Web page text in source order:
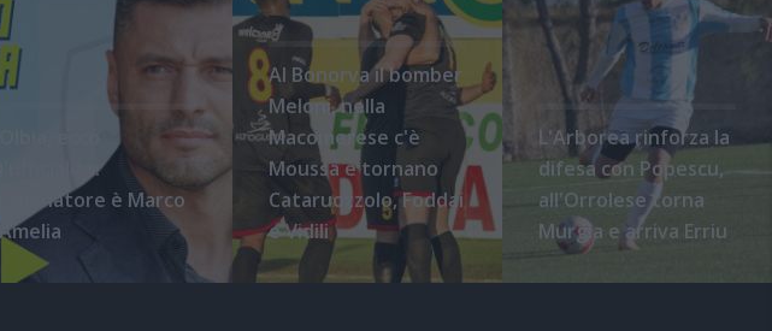
l'ufficialità:
l'allenatore è Marco
Amelia
Al Bonorva il bomber
Meloni, nella
Macomerese c'è
Moussa e tornano
Cataruozzolo, Foddai
e Vidili
L'Arborea rinforza la
difesa con Popescu,
all'Orrolese torna
Murgia e arriva Erriu